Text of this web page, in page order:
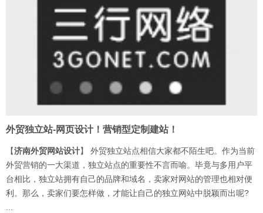
外贸独立站-网页设计！营销型定制建站！
【济南外贸网站设计】 外贸独立站点相信大家都不陌生吧。作为当前
外贸营销的一大渠道，独立站点的重要性不言而喻。毕竟与多用户平
台相比，独立站拥有自己的品牌和域名，卖家对网站的管理也相对便
利。那么，卖家们要怎样做，才能让自己的独立网站中脱颖而出呢?
...